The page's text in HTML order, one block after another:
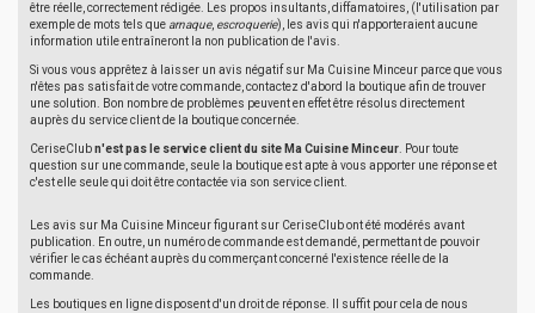
être réelle, correctement rédigée. Les propos insultants, diffamatoires, (l'utilisation par
exemple de mots tels que arnaque, escroquerie), les avis qui n'apporteraient aucune
information utile entraîneront la non publication de l'avis.
Si vous vous apprêtez à laisser un avis négatif sur Ma Cuisine Minceur parce que vous
n'êtes pas satisfait de votre commande, contactez d'abord la boutique afin de trouver
une solution. Bon nombre de problèmes peuvent en effet être résolus directement
auprès du service client de la boutique concernée.
CeriseClubn'est pas le service client du site Ma Cuisine Minceur . Pour toute
question sur une commande, seule la boutique est apte à vous apporter une réponse et
c'est elle seule qui doit être contactée via son service client.
Les avis sur Ma Cuisine Minceur figurant sur CeriseClub ont été modérés avant
publication. En outre, un numéro de commande est demandé, permettant de pouvoir
vérifier le cas échéant auprès du commerçant concerné l'existence réelle de la
commande.
Les boutiques en ligne disposent d'un droit de réponse. Il suffit pour cela de nous